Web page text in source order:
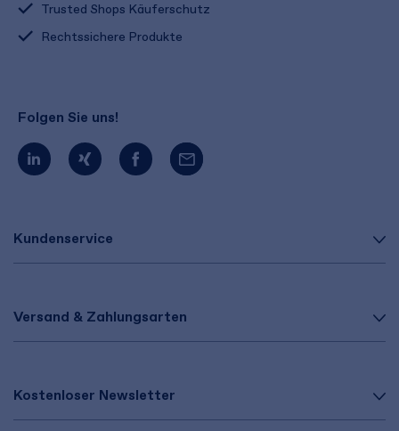
Kundenservice
Versand & Zahlungsarten
Kostenloser Newsletter
Trusted Shops Käuferschutz
Rechtssichere Produkte
Folgen Sie uns!